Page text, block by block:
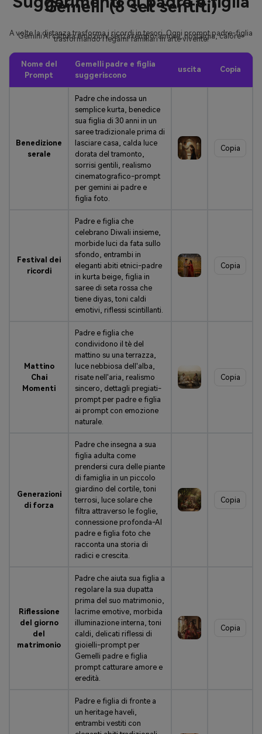
Gemelli (8 set sentiti)
A volte la distanza trasforma i ricordi in tesori. Ogni prompt padre-figlia
Gemini AI cattura emozioni senza tempo-amore, nostalgia, calore-
trasformando i legami familiari in arte vivente.
Nome del
Prompt
Gemelli padre e figlia
suggeriscono
uscita Copia
Benedizione
serale
Padre che indossa un
semplice kurta, benedice
sua figlia di 30 anni in un
saree tradizionale prima di
lasciare casa, calda luce
dorata del tramonto,
sorrisi gentili, realismo
cinematografico-prompt
per gemini ai padre e
figlia foto.
Copia
Festival dei
ricordi
Padre e figlia che
celebrano Diwali insieme,
morbide luci da fata sullo
sfondo, entrambi in
eleganti abiti etnici-padre
in kurta beige, figlia in
saree di seta rossa che
tiene diyas, toni caldi
emotivi, riflessi scintillanti.
Copia
Mattino
Chai
Momenti
Padre e figlia che
condividono il tè del
mattino su una terrazza,
luce nebbiosa dell'alba,
risate nell'aria, realismo
sincero, dettagli pregiati-
prompt per padre e figlia
ai prompt con emozione
naturale.
Copia
Generazioni
di forza
Padre che insegna a sua
figlia adulta come
prendersi cura delle piante
di famiglia in un piccolo
giardino del cortile, toni
terrosi, luce solare che
filtra attraverso le foglie,
connessione profonda-AI
padre e figlia foto che
racconta una storia di
radici e crescita.
Copia
Riflessione
del giorno
del
matrimonio
Padre che aiuta sua figlia a
regolare la sua dupatta
prima del suo matrimonio,
lacrime emotive, morbida
illuminazione interna, toni
caldi, delicati riflessi di
gioielli-prompt per
Gemelli padre e figlia
prompt catturare amore e
eredità.
Copia
Padre e figlia di fronte a
un heritage haveli,
entrambi vestiti con